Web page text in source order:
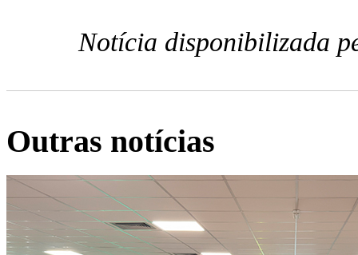
Notícia disponibilizada
Outras notícias